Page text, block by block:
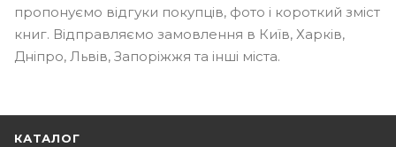
пропонуємо відгуки покупців, фото і короткий зміст
книг. Відправляємо замовлення в Київ, Харків,
Дніпро, Львів, Запоріжжя та інші міста.
КАТАЛОГ